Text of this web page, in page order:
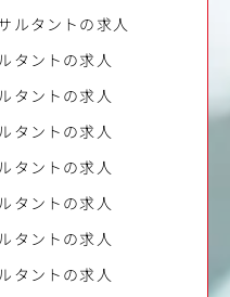
ルタントの求人
タントの求人
タントの求人
タントの求人
タントの求人
タントの求人
タントの求人
タントの求人